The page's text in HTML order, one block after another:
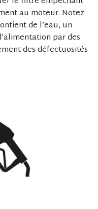
au moteur. Notez
de l’eau, un
par des
des défectuosités